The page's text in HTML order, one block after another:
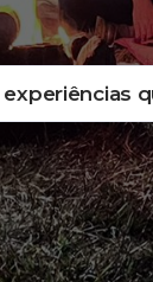
experiências